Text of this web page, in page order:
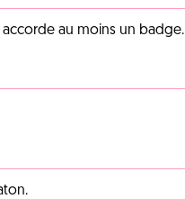
au moins un badge.